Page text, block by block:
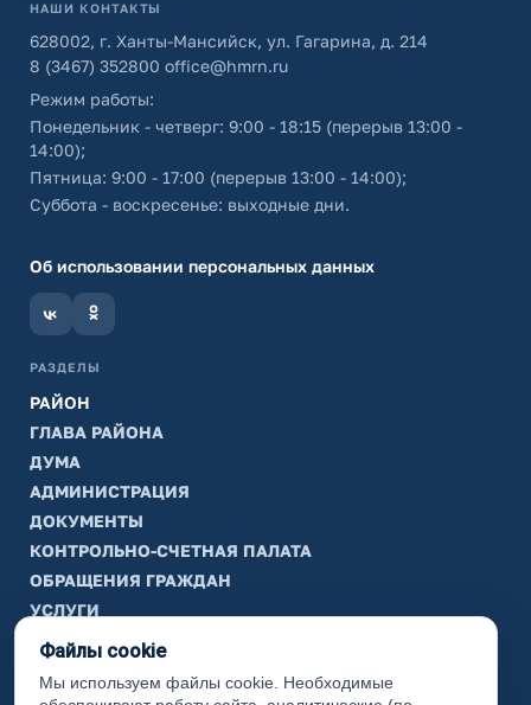
НАШИ КОНТАКТЫ
628002, г. Ханты-Мансийск, ул. Гагарина, д. 214
8 (3467) 352800 office@hmrn.ru
Режим работы:
Понедельник - четверг: 9:00 - 18:15 (перерыв 13:00 -
14:00);
Пятница: 9:00 - 17:00 (перерыв 13:00 - 14:00);
Суббота - воскресенье: выходные дни.
Об использовании персональных данных
РАЗДЕЛЫ
РАЙОН
ГЛАВА РАЙОНА
ДУМА
АДМИНИСТРАЦИЯ
ДОКУМЕНТЫ
КОНТРОЛЬНО-СЧЕТНАЯ ПАЛАТА
ОБРАЩЕНИЯ ГРАЖДАН
УСЛУГИ
ТИК
ИНФОРМАЦИЯ
Файлы cookie
Мы используем файлы cookie. Необходимые